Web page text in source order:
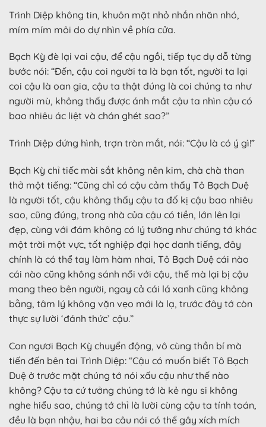
Trình Diệp không tin, khuôn mặt nhỏ nhắn nhăn nhó,
mím mím môi do dự nhìn về phía cửa.
Bạch Kỳ đè lại vai cậu, để cậu ngồi, tiếp tục dụ dỗ từng
bước nói: “Đến, cậu coi người ta là bạn tốt, người ta lại
coi cậu là oan gia, cậu ta thật đúng là coi chúng ta như
người mù, không thấy được ánh mắt cậu ta nhìn cậu có
bao nhiêu ác liệt và chán ghét sao?”
Trình Diệp đứng hình, trợn tròn mắt, nói: “Cậu là có ý gì!”
Bạch Kỳ chỉ tiếc mài sắt không nên kim, chà chà than
thở một tiếng: “Cũng chỉ có cậu cảm thấy Tô Bạch Duệ
là người tốt, cậu không thấy cậu ta đố kị cậu bao nhiêu
sao, cũng đúng, trong nhà của cậu có tiền, lớn lên lại
đẹp, cùng với đám không có lý tưởng như chúng tớ khác
một trời một vực, tốt nghiệp đại học danh tiếng, đây
chính là có thể tay làm hàm nhai, Tô Bạch Duệ cái nào
cái nào cũng không sánh nổi với cậu, thế mà lại bị cậu
mang theo bên người, ngay cả cái lá xanh cũng không
bằng, tâm lý không vặn vẹo mới là lạ, trước đây tớ còn
thực sự lười ‘đánh thức’ cậu.”
Con ngươi Bạch Kỳ chuyển động, vô cùng thần bí mà
tiến đến bên tai Trình Diệp: “Cậu có muốn biết Tô Bạch
Duệ ở trước mặt chúng tớ nói xấu cậu như thế nào
không? Cậu ta cứ tưởng chúng tớ là kẻ ngu si không
nghe hiểu sao, chúng tớ chỉ là lười cùng cậu ta tính toán,
đều là bạn nhậu, hai ba câu nói có thể gây xích mích